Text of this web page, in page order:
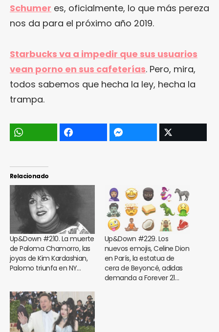
Schumer es, oficialmente, lo que más pereza
nos da para el próximo año 2019.
Starbucks va a impedir que sus usuarios
vean porno en sus cafeterías. Pero, mira,
todos sabemos que hecha la ley, hecha la
trampa.
Relacionado
Up&Down #210. La muerte
de Paloma Chamorro, las
joyas de Kim Kardashian,
Palomo triunfa en NY…
Up&Down #229. Los
nuevos emojis, Celine Dion
en París, la estatua de
cera de Beyoncé, adidas
demanda a Forever 21…